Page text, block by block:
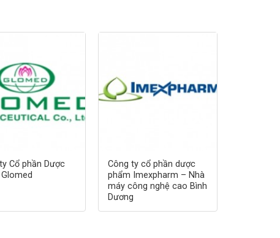
Cổ phần Dược
Công ty cổ phần dược
phẩm Imexpharm – Nhà
máy công nghệ cao Bình
Dương